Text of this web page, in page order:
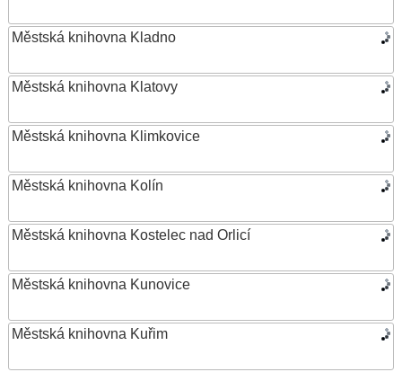
Městská knihovna Kladno
Městská knihovna Klatovy
Městská knihovna Klimkovice
Městská knihovna Kolín
Městská knihovna Kostelec nad Orlicí
Městská knihovna Kunovice
Městská knihovna Kuřim